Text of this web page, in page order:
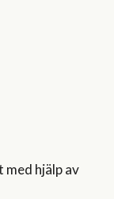
med hjälp av